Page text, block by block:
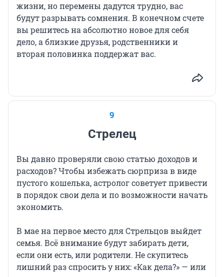
жизни, но перемены дадутся трудно, вас
будут разрывать сомнения. В конечном счете
вы решитесь на абсолютно новое для себя
дело, а близкие друзья, родственники и
вторая половинка поддержат вас.
9
Стрелец
Вы давно проверяли свою статью доходов и
расходов? Чтобы избежать сюрприза в виде
пустого кошелька, астролог советует привести
в порядок свои дела и по возможности начать
экономить.
В мае на первое место для Стрельцов выйдет
семья. Всё внимание будут забирать дети,
если они есть, или родители. Не скупитесь
лишний раз спросить у них: «Как дела?» — или